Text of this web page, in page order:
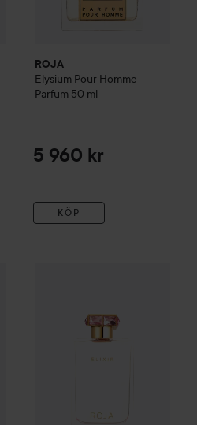
ROJA
Elysium Pour Homme
Parfum 50 ml
5 960 kr
KÖP